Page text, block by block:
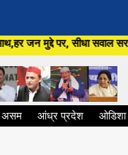
सवाल सरकार से
असम आंध्र प्रदेश ओडिशा